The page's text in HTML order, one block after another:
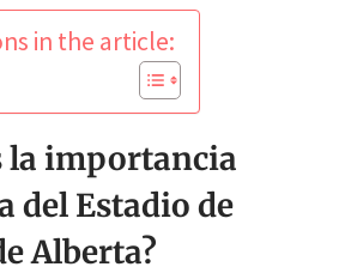
in the article:
la importancia
del Estadio de
Alberta?